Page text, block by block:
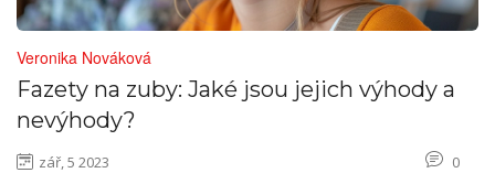
Veronika Nováková
Fazety na zuby: Jaké jsou jejich výhody a
nevýhody?
zář, 5 2023 0